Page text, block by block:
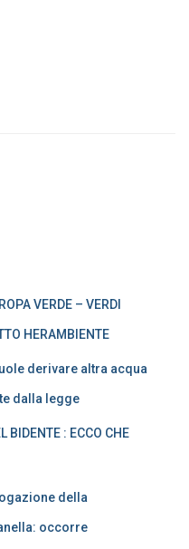
VERDE – VERDI
HERAMBIENTE
derivare altra acqua
dalla legge
BIDENTE : ECCO CHE
della
occorre